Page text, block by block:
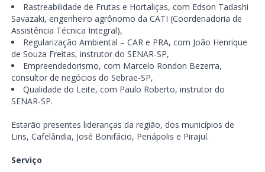
Rastreabilidade de Frutas e Hortaliças, com Edson Tadashi
Savazaki, engenheiro agrônomo da CATI (Coordenadoria de
Assistência Técnica Integral),
Regularização Ambiental – CAR e PRA, com João Henrique
de Souza Freitas, instrutor do SENAR-SP,
Empreendedorismo, com Marcelo Rondon Bezerra,
consultor de negócios do Sebrae-SP,
Qualidade do Leite, com Paulo Roberto, instrutor do
SENAR-SP.
Estarão presentes lideranças da região, dos municípios de
Lins, Cafelândia, José Bonifácio, Penápolis e Pirajuí.
Serviço